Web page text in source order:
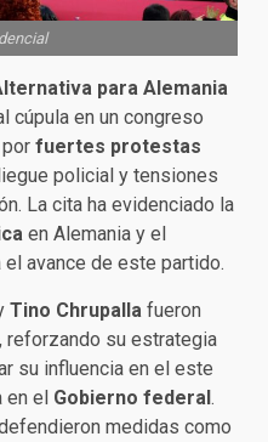
para Alemania
cúpula en un congreso
fuertes protestas
policial y tensiones
La cita ha evidenciado la
en Alemania y el
avance de este partido.
Tino Chrupalla fueron
reforzando su estrategia
su influencia en el este
en el Gobierno federal.
medidas como